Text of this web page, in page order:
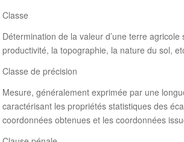
Classe
Détermination de la valeur d’une terre agricole
productivité, la topographie, la nature du sol,
Classe de précision
Mesure, généralement exprimée par une
caractérisant les propriétés statistiques des
coordonnées obtenues et les coordonnées